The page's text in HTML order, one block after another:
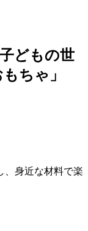
どもの世
ちゃ」
、身近な材料で楽